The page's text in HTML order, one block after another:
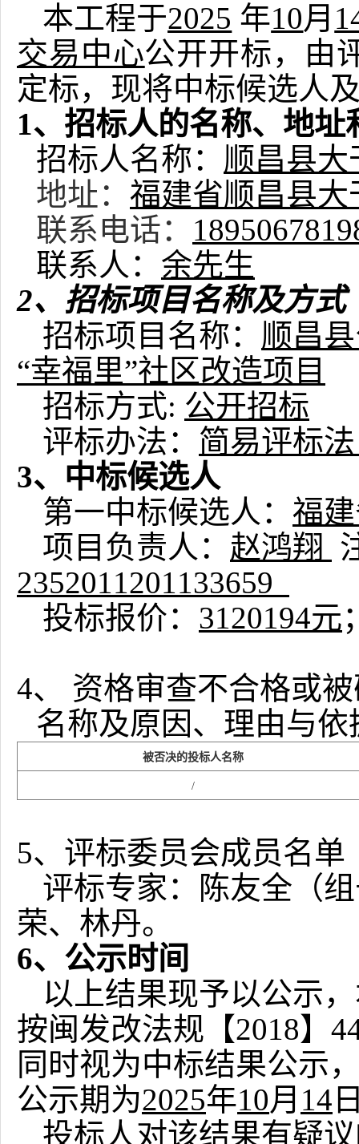
本工程于2025 年10月
交易中心公开开标，由
定标，现将中标候选人
1、招标人的名称、地址
招标人名称： 顺昌县大
地址： 福建省顺昌县
联系电话：
联系人： 余先生
2、招标项目名称及方式
招标项目名称： 顺昌
“幸福里”社区改造项目
招标方式: 公开招标
评标办法： 简易评标
3、中标候选人
第一中标候选人： 福
项目负责人： 赵鸿翔
2352011201133659
投标报价： 3120194元
4、
资格审查不合格或
名称及原因、理由与依
被否决的投标人名称
/
5、评标委员会成员名单
评标专家：
陈友全（
荣、林丹。
6、公示时间
以上结果现予以公示
按闽发改法规【2018】
同时视为中标结果公示
公示期为2025年10月 14
投标人对该结果有疑